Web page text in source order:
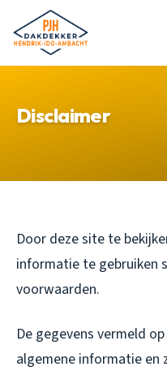
Disclaimer
Door deze site te
informatie te gebruiken
voorwaarden.
De gegevens vermeld
algemene informatie